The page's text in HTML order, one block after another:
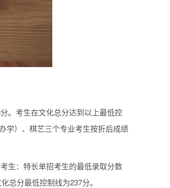
。考生在文化总分达到以上最低控
学）、棋艺三个专业考生按折后成绩
生：特长单招考生的最低录取分数
总分最低控制线为237分。